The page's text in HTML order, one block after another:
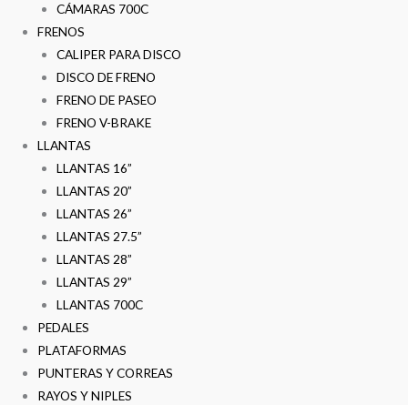
CÁMARAS 700C
FRENOS
CALIPER PARA DISCO
DISCO DE FRENO
FRENO DE PASEO
FRENO V-BRAKE
LLANTAS
LLANTAS 16”
LLANTAS 20”
LLANTAS 26”
LLANTAS 27.5”
LLANTAS 28”
LLANTAS 29”
LLANTAS 700C
PEDALES
PLATAFORMAS
PUNTERAS Y CORREAS
RAYOS Y NIPLES